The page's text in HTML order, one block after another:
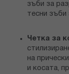
зъби за
тесни зъби
Четка за
на
и косата,